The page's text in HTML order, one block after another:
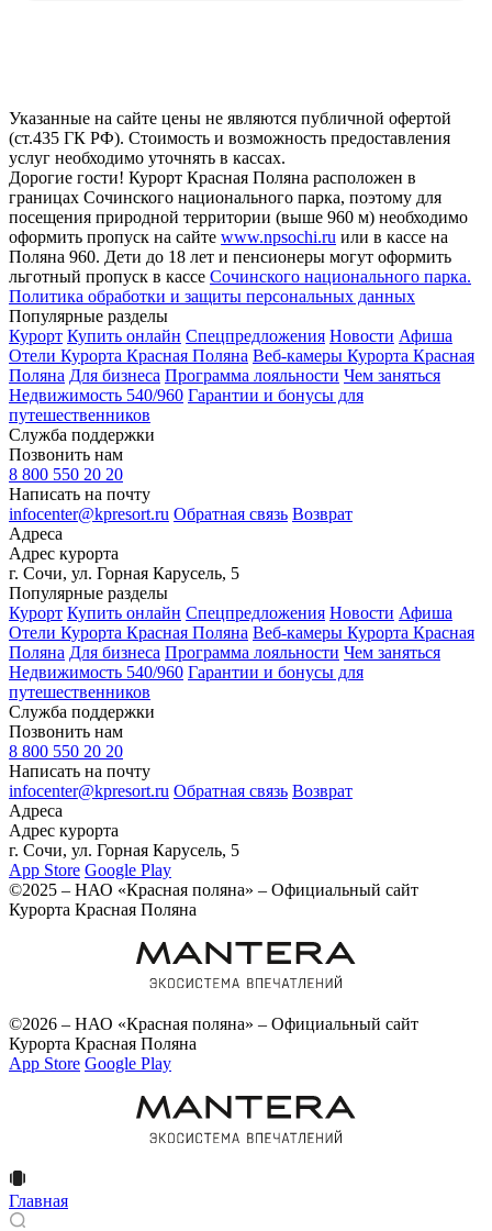
Указанные на сайте цены не являются публичной офертой
(ст.435 ГК РФ). Стоимость и возможность предоставления
услуг необходимо уточнять в кассах.
Дорогие гости! Курорт Красная Поляна расположен в
границах Сочинского национального парка, поэтому для
посещения природной территории (выше 960 м) необходимо
оформить пропуск на сайте www.npsochi.ru или в кассе на
Поляна 960. Дети до 18 лет и пенсионеры могут оформить
льготный пропуск в кассе Сочинского национального парка.
Политика обработки и защиты персональных данных
Популярные разделы
Курорт Купить онлайн Спецпредложения Новости Афиша
Отели Курорта Красная Поляна Веб-камеры Курорта Красная
Поляна Для бизнеса Программа лояльности Чем заняться
Недвижимость 540/960 Гарантии и бонусы для
путешественников
Служба поддержки
Позвонить нам
8 800 550 20 20
Написать на почту
infocenter@kpresort.ru Обратная связь Возврат
Адреса
Адрес курорта
г. Сочи, ул. Горная Карусель, 5
Популярные разделы
Курорт Купить онлайн Спецпредложения Новости Афиша
Отели Курорта Красная Поляна Веб-камеры Курорта Красная
Поляна Для бизнеса Программа лояльности Чем заняться
Недвижимость 540/960 Гарантии и бонусы для
путешественников
Служба поддержки
Позвонить нам
8 800 550 20 20
Написать на почту
infocenter@kpresort.ru Обратная связь Возврат
Адреса
Адрес курорта
г. Сочи, ул. Горная Карусель, 5
App Store Google Play
©2025 – НАО «Красная поляна» – Официальный сайт
Курорта Красная Поляна
©2026 – НАО «Красная поляна» – Официальный сайт
Курорта Красная Поляна
App Store Google Play
Главная